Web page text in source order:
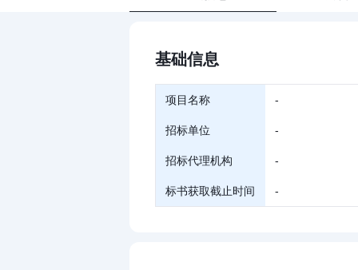
基础信息
项目名称 -
招标单位 -
招标代理机构 -
标书获取截止时间 -